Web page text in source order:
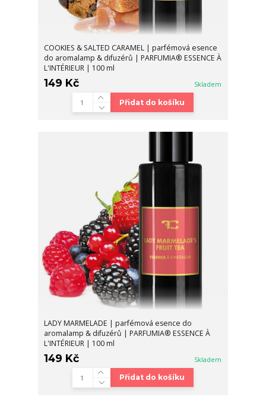
COOKIES & SALTED CARAMEL | parfémová esence
do aromalamp & difuzérů | PARFUMIA® ESSENCE À
L'INTÉRIEUR | 100 ml
149 Kč Skladem
Přidat do košíku
LADY MARMELADE | parfémová esence do
aromalamp & difuzérů | PARFUMIA® ESSENCE À
L'INTÉRIEUR | 100 ml
149 Kč Skladem
Přidat do košíku